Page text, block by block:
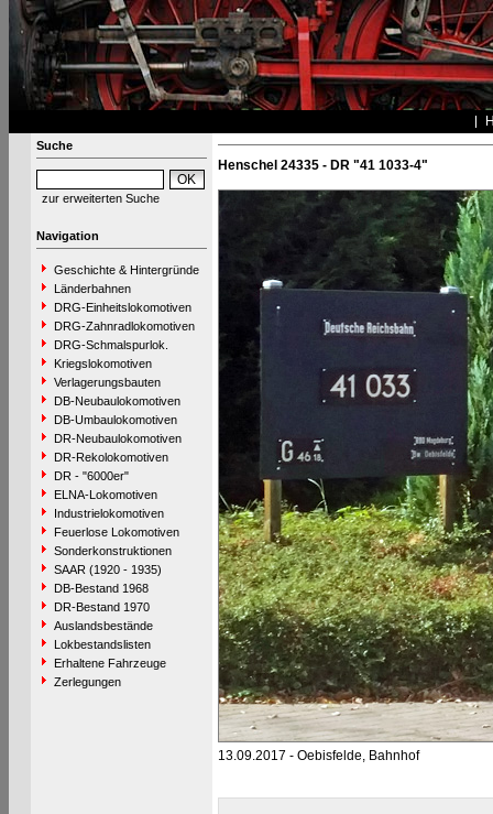
Suche
zur erweiterten Suche
Navigation
Geschichte & Hintergründe
Länderbahnen
DRG-Einheitslokomotiven
DRG-Zahnradlokomotiven
DRG-Schmalspurlok.
Kriegslokomotiven
Verlagerungsbauten
DB-Neubaulokomotiven
DB-Umbaulokomotiven
DR-Neubaulokomotiven
DR-Rekolokomotiven
DR - "6000er"
ELNA-Lokomotiven
Industrielokomotiven
Feuerlose Lokomotiven
Sonderkonstruktionen
SAAR (1920 - 1935)
DB-Bestand 1968
DR-Bestand 1970
Auslandsbestände
Lokbestandslisten
Erhaltene Fahrzeuge
Zerlegungen
Henschel 24335 - DR "41 1033-4"
13.09.2017 - Oebisfelde, Bahnhof